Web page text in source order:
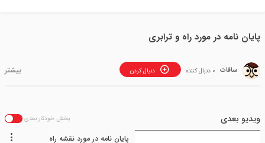
پایان نامه در مورد راه و ترابری
سافات دنبال کردن 0 دنبال کننده
ویدیو بعدی پخش خودکار بعدی
پایان نامه در مورد نقشه راه